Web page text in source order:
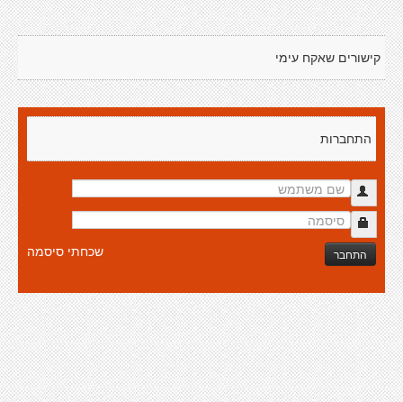
קישורים שאקח עימי
התחברות
התחבר שכחתי סיסמה